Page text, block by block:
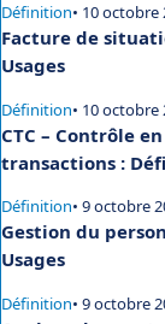
Définition• 10 octobre
Facture de
Usages
Définition• 10 octobre
CTC – Contrôle
transactions :
Définition• 9 octobre
Gestion du
Usages
Définition• 9 octobre